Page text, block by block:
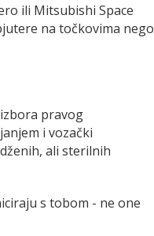
ili Mitsubishi Space
na točkovima nego
pravog
i vozački
ali sterilnih
s tobom - ne one